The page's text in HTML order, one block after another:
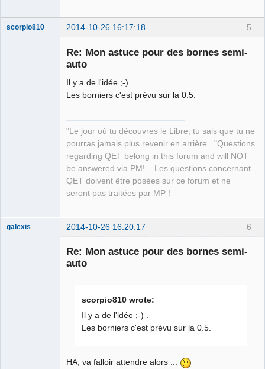
5
scorpio810 2014-10-26 16:17:18
Re: Mon astuce pour des bornes semi-
auto
Il y a de l'idée ;-) .
Les borniers c'est prévu sur la 0.5.
"Le jour où tu découvres le Libre, tu sais que tu ne
pourras jamais plus revenir en arrière..."Questions
regarding QET belong in this forum and will NOT
be answered via PM! – Les questions concernant
QET doivent être posées sur ce forum et ne
seront pas traitées par MP !
6
galexis 2014-10-26 16:20:17
Re: Mon astuce pour des bornes semi-
auto
scorpio810 wrote:
Il y a de l'idée ;-) .
Les borniers c'est prévu sur la 0.5.
HA, va falloir attendre alors ...